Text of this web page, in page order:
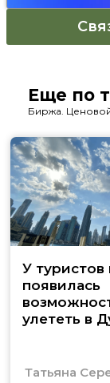
Еще по
Биржа.
У туристов
появилась
улететь в
Татьяна